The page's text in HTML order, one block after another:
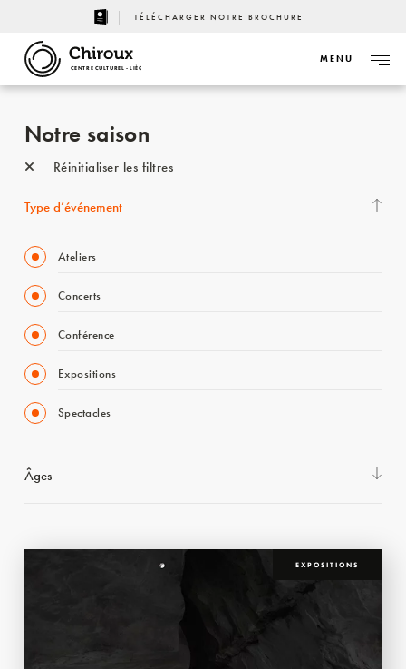
TÉLÉCHARGER NOTRE BROCHURE
CENTRE CULTUREL - LIÈGE
MENU
Notre saison
Réinitialiser les filtres
Type d’événement
Ateliers
Concerts
Conférence
Expositions
Spectacles
Âges
EXPOSITIONS